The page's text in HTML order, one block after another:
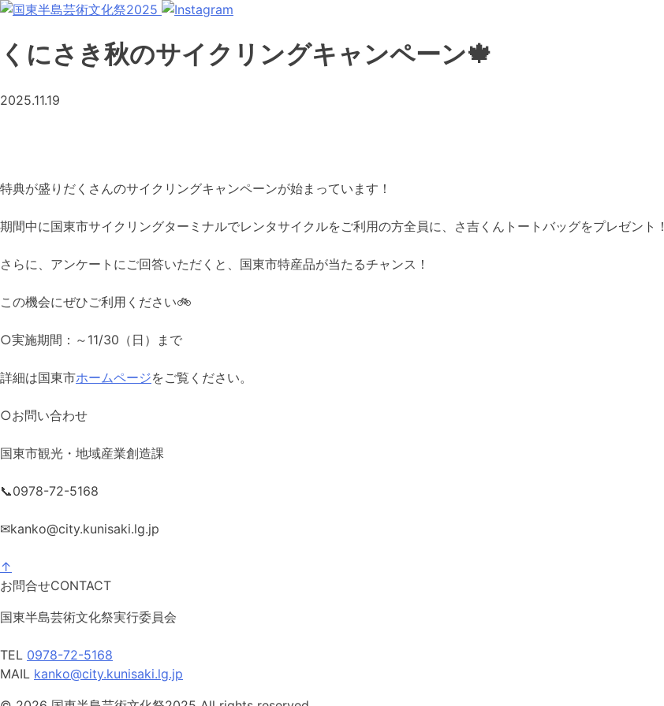
くにさき秋のサイクリングキャンペーン🍁
2025.11.19
特典が盛りだくさんのサイクリングキャンペーンが始まっています！
期間中に国東市サイクリングターミナルでレンタサイクルをご利用の方全員に、さ吉くんトートバッグをプレゼント！
さらに、アンケートにご回答いただくと、国東市特産品が当たるチャンス！
この機会にぜひご利用ください🚲
○実施期間：～11/30（日）まで
詳細は国東市ホームページをご覧ください。
○お問い合わせ
国東市観光・地域産業創造課
📞0978-72-5168
✉kanko@city.kunisaki.lg.jp
↑
お問合せCONTACT
国東半島芸術文化祭実行委員会
TEL 0978-72-5168
MAIL kanko@city.kunisaki.lg.jp